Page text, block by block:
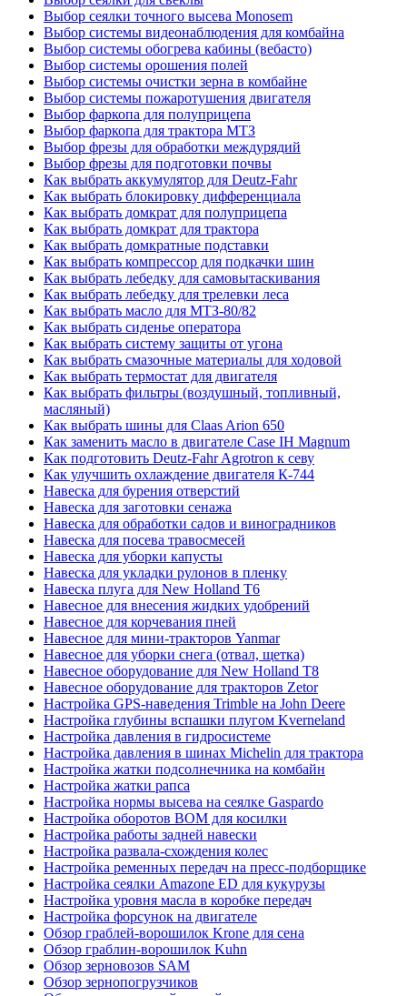
Выбор сеялки точного высева Monosem
Выбор системы видеонаблюдения для комбайна
Выбор системы обогрева кабины (вебасто)
Выбор системы орошения полей
Выбор системы очистки зерна в комбайне
Выбор системы пожаротушения двигателя
Выбор фаркопа для полуприцепа
Выбор фаркопа для трактора МТЗ
Выбор фрезы для обработки междурядий
Выбор фрезы для подготовки почвы
Как выбрать аккумулятор для Deutz-Fahr
Как выбрать блокировку дифференциала
Как выбрать домкрат для полуприцепа
Как выбрать домкрат для трактора
Как выбрать домкратные подставки
Как выбрать компрессор для подкачки шин
Как выбрать лебедку для самовытаскивания
Как выбрать лебедку для трелевки леса
Как выбрать масло для МТЗ-80/82
Как выбрать сиденье оператора
Как выбрать систему защиты от угона
Как выбрать смазочные материалы для ходовой
Как выбрать термостат для двигателя
Как выбрать фильтры (воздушный, топливный,
масляный)
Как выбрать шины для Claas Arion 650
Как заменить масло в двигателе Case IH Magnum
Как подготовить Deutz-Fahr Agrotron к севу
Как улучшить охлаждение двигателя К-744
Навеска для бурения отверстий
Навеска для заготовки сенажа
Навеска для обработки садов и виноградников
Навеска для посева травосмесей
Навеска для уборки капусты
Навеска для укладки рулонов в пленку
Навеска плуга для New Holland T6
Навесное для внесения жидких удобрений
Навесное для корчевания пней
Навесное для мини-тракторов Yanmar
Навесное для уборки снега (отвал, щетка)
Навесное оборудование для New Holland T8
Навесное оборудование для тракторов Zetor
Настройка GPS-наведения Trimble на John Deere
Настройка глубины вспашки плугом Kverneland
Настройка давления в гидросистеме
Настройка давления в шинах Michelin для трактора
Настройка жатки подсолнечника на комбайн
Настройка жатки рапса
Настройка нормы высева на сеялке Gaspardo
Настройка оборотов ВОМ для косилки
Настройка работы задней навески
Настройка развала-схождения колес
Настройка ременных передач на пресс-подборщике
Настройка сеялки Amazone ED для кукурузы
Настройка уровня масла в коробке передач
Настройка форсунок на двигателе
Обзор граблей-ворошилок Krone для сена
Обзор граблин-ворошилок Kuhn
Обзор зерновозов SAM
Обзор зернопогрузчиков